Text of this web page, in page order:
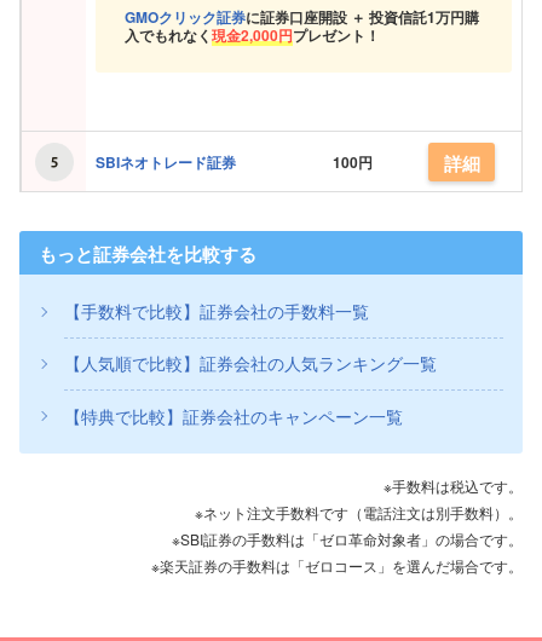
GMOクリック証券に証券口座開設 ＋ 投資信託1万円購
入でもれなく現金2,000円プレゼント！
SBIネオトレード証券 100円 詳細
もっと証券会社を比較する
【手数料で比較】証券会社の手数料一覧
【人気順で比較】証券会社の人気ランキング一覧
【特典で比較】証券会社のキャンペーン一覧
※手数料は税込です。
※ネット注文手数料です（電話注文は別手数料）。
※SBI証券の手数料は「ゼロ革命対象者」の場合です。
※楽天証券の手数料は「ゼロコース」を選んだ場合です。